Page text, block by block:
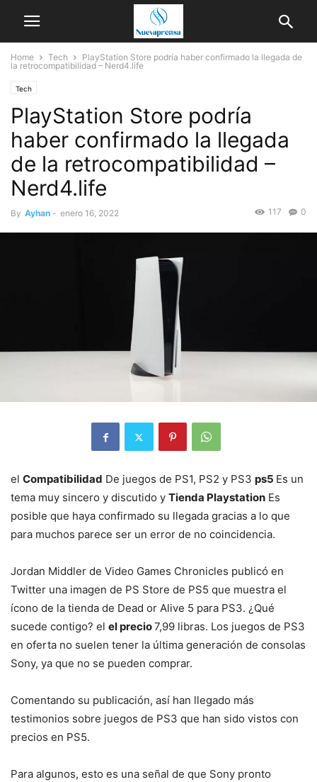
Home Tech
PlayStation Store podría haber confirmado la llegada de
la retrocompatibilidad – Nerd4.life
Tech
PlayStation Store podría
haber confirmado la llegada
de la retrocompatibilidad –
Nerd4.life
By Ayhan - enero 16, 2022 0
117
el Compatibilidad De juegos de PS1, PS2 y PS3 ps5 Es un
tema muy sincero y discutido y Tienda Playstation Es
posible que haya confirmado su llegada gracias a lo que
para muchos parece ser un error de no coincidencia.
Jordan Middler de Video Games Chronicles publicó en
Twitter una imagen de PS Store de PS5 que muestra el
ícono de la tienda de Dead or Alive 5 para PS3. ¿Qué
sucede contigo? el el precio7,99 libras. Los juegos de PS3
en oferta no suelen tener la última generación de consolas
Sony, ya que no se pueden comprar.
Comentando su publicación, así han llegado más
testimonios sobre juegos de PS3 que han sido vistos con
precios en PS5.
Para algunos, esto es una señal de que Sony pronto